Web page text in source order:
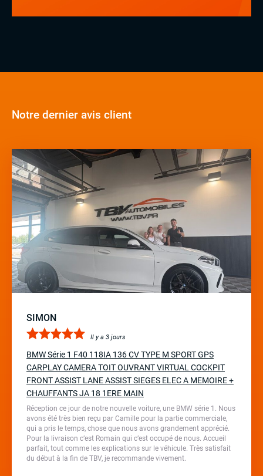
Notre dernier avis client
SIMON
Il y a 3 jours
BMW Série 1 F40 118IA 136 CV TYPE M SPORT GPS
CARPLAY CAMERA TOIT OUVRANT VIRTUAL COCKPIT
FRONT ASSIST LANE ASSIST SIEGES ELEC A MEMOIRE +
CHAUFFANTS JA 18 1ERE MAIN
Réception ce jour de notre nouvelle voiture, une BMW série 1. Nous
avons été très bien reçu par Camille pour la partie commerciale,
qui a pris le temps, chose que nous avons grandement apprécié.
Pour la livraison c’est Romain qui c’est occupé de nous. Accueil
parfait, tout comme les explications sur le véhicule. Très satisfait
du début à la fin de TBV, je recommande vivement.